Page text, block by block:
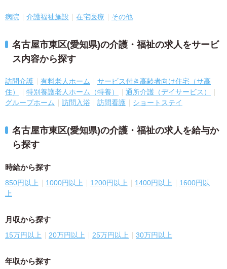
病院 介護福祉施設 在宅医療 その他
名古屋市東区(愛知県)の介護・福祉の求人をサービ
ス内容から探す
訪問介護 有料老人ホーム
サービス付き高齢者向け住宅（サ高
住）
特別養護老人ホーム（特養）
通所介護（デイサービス）
グループホーム
訪問入浴 訪問看護 ショートステイ
名古屋市東区(愛知県)の介護・福祉の求人を給与か
ら探す
時給から探す
850円以上 1000円以上 1200円以上 1400円以上
1600円以
上
月収から探す
15万円以上 20万円以上 25万円以上 30万円以上
年収から探す